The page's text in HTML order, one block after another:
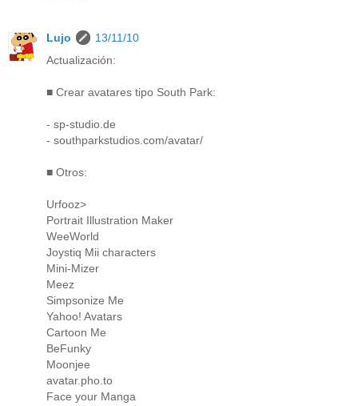
Lujo
13/11/10
Actualización:
■ Crear avatares tipo South Park:
- sp-studio.de
- southparkstudios.com/avatar/
■ Otros:
Urfooz>
Portrait Illustration Maker
WeeWorld
Joystiq Mii characters
Mini-Mizer
Meez
Simpsonize Me
Yahoo! Avatars
Cartoon Me
BeFunky
Moonjee
avatar.pho.to
Face your Manga